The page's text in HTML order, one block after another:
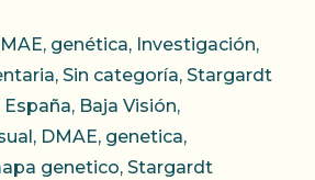
, genética, Investigación,
, Sin categoría, Stargardt
, Baja Visión,
, DMAE, genetica,
genetico, Stargardt